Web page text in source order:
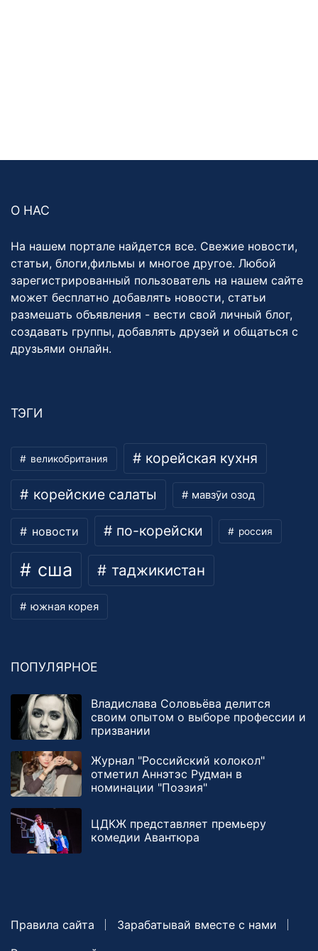
О НАС
На нашем портале найдется все. Свежие новости,
статьи, блоги,фильмы и многое другое. Любой
зарегистрированный пользователь на нашем сайте
может бесплатно добавлять новости, статьи
размешать объявления - вести свой личный блог,
создавать группы, добавлять друзей и общаться с
друзьями онлайн.
ТЭГИ
великобритания корейская кухня
корейские салаты мавзӯи озод
новости по-корейски россия
сша таджикистан
южная корея
ПОПУЛЯРНОЕ
Владислава Соловьёва делится
своим опытом о выборе профессии и
призвании
Журнал "Российский колокол"
отметил Аннэтэс Рудман в
номинации "Поэзия"
ЦДКЖ представляет премьеру
комедии Авантюра
Правила сайта
Зарабатывай вместе с нами